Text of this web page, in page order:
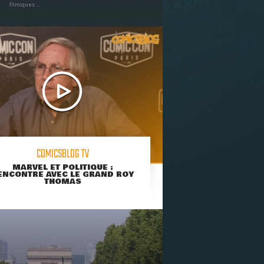
filmiques ...
COMICSBLOG TV
MARVEL ET POLITIQUE :
AVEC LE GRAND ROY
THOMAS